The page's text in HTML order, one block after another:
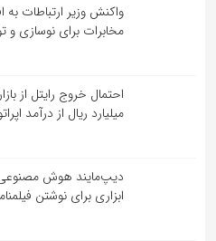
واکنش وزیر ارتباطات
مخابرات برای نوسازی و
میلیارد ریال از درآمد
ابزاری برای نوشتن